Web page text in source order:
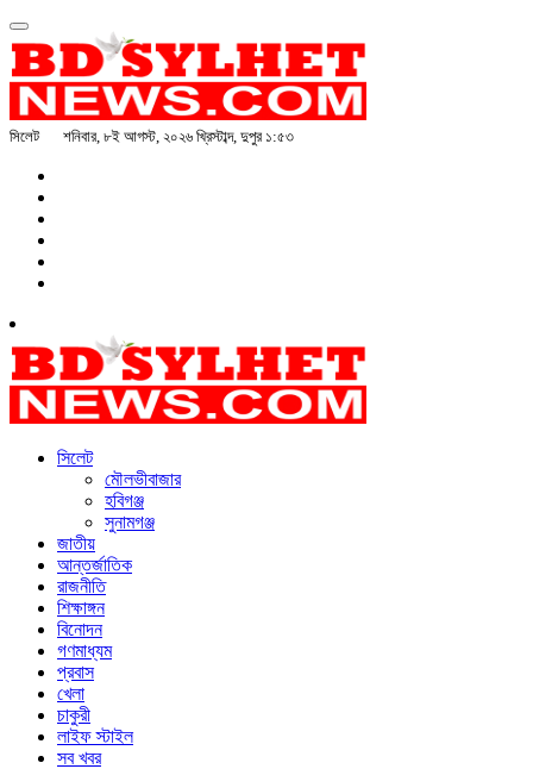
সিলেট শনিবার, ৮ই আগস্ট, ২০২৬ খ্রিস্টাব্দ, দুপুর ১:৫৩
সিলেট
মৌলভীবাজার
হবিগঞ্জ
সুনামগঞ্জ
জাতীয়
আন্তর্জাতিক
রাজনীতি
শিক্ষাঙ্গন
বিনোদন
গণমাধ্যম
প্রবাস
খেলা
চাকুরী
লাইফ স্টাইল
সব খবর